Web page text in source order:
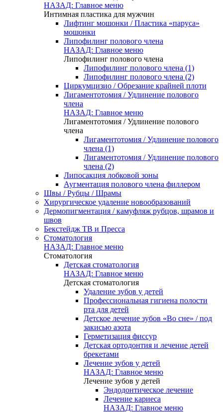
НАЗАД: Главное меню
Интимная пластика для мужчин
Лифтинг мошонки / Пластика «паруса»
мошонки
Липофилинг полового члена
НАЗАД: Главное меню
Липофилинг полового члена
Липофилинг полового члена (1)
Липофилинг полового члена (2)
Циркумцизио / Обрезание крайней плоти
Лигаментотомия / Удлинение полового
члена
НАЗАД: Главное меню
Лигаментотомия / Удлинение полового
члена
Лигаментотомия / Удлинение полового
члена (1)
Лигаментотомия / Удлинение полового
члена (2)
Липосакция лобковой зоны
Аугментация полового члена филлером
Швы / Рубцы / Шрамы
Хирургическое удаление новообразований
Дермопигментация / камуфляж рубцов, шрамов и
швов
Бекстейдж ТВ и Пресса
Стоматология
НАЗАД: Главное меню
Стоматология
Детская стоматология
НАЗАД: Главное меню
Детская стоматология
Удаление зубов у детей
Профессиональная гигиена полости
рта для детей
Детское лечение зубов «Во сне» / под
закисью азота
Герметизация фиссур
Детская ортодонтия и лечение детей
брекетами
Лечение зубов у детей
НАЗАД: Главное меню
Лечение зубов у детей
Эндодонтическое лечение
Лечение кариеса
НАЗАД: Главное меню